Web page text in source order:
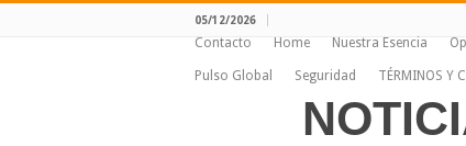
05/12/2026
Contacto Home Nuestra Esencia
Pulso Global Seguridad TÉRMINOS Y